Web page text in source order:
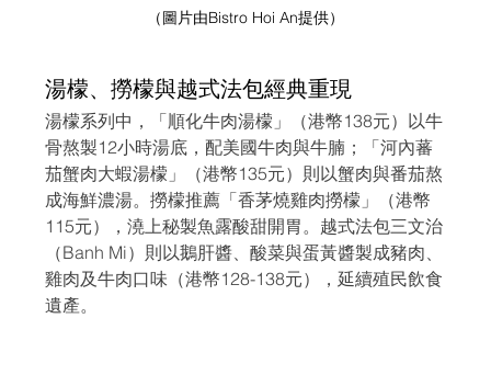
（圖片由Bistro Hoi An提供）
湯檬、撈檬與越式法包經典重現
湯檬系列中，「順化牛肉湯檬」（港幣138元）以牛
骨熬製12小時湯底，配美國牛肉與牛腩；「河內蕃
茄蟹肉大蝦湯檬」（港幣135元）則以蟹肉與番茄熬
成海鮮濃湯。撈檬推薦「香茅燒雞肉撈檬」（港幣
115元），澆上秘製魚露酸甜開胃。越式法包三文治
（Banh Mi）則以鵝肝醬、酸菜與蛋黃醬製成豬肉、
雞肉及牛肉口味（港幣128-138元），延續殖民飲食
遺產。